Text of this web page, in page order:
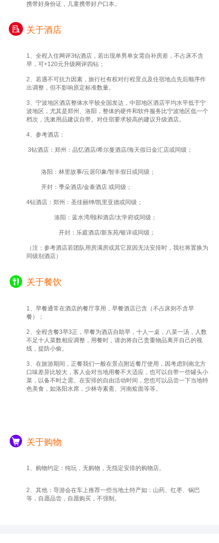
携带好身份证，儿童携带好户口本。
关于酒店
1、全程入住网评3钻酒店，若出现单男单女需自补房差，不占床不含
早，可+120元升级网评四钻；
2、若遇不可抗力因素，旅行社有权对行程景点及住宿地点先后顺序作
出调整，但不影响原定标准数量。
3、宁波地区酒店整体水平较全国发达，中部地区酒店平均水平低于宁
波地区，尤其是郑州、洛阳，整体的硬件和软件服务比宁波地区低一个
档次，洗漱用品建议自带。对住宿要求较高的建议升级酒店。
4、参考酒店：
3钻酒店：郑州：品忆酒店/希尔曼酒店/海天假日金汇店或同级；
洛阳：林里故事/云居印象/智丰假日 或同级；
开封：季朵酒店/金泰酒店 或同级；
4钻酒店：郑州：圣佳丽绅/凯里亚德或同级；
洛阳：蓝水湾/颐和酒店/太学府或同级；
开封：乐庭酒店/新东苑/银详或同级；
（注：参考酒店若团队用房满房或其它原因无法安排时，我社将置换为
同级别酒店）
关于餐饮
1、早餐通常在酒店的餐厅享用，早餐酒店已含（不占床则不含早
餐）；
2、全程含餐3早3正，早餐为酒店自助早，十人一桌，八菜一汤，人数
不足十人菜数相应调整，用餐时，请勿将自己贵重物品离开自己的视
线，提防小偷。
3、在旅游期间，正餐我们一般在景点附近餐厅使用，因考虑到南北方
口味差异比较大，客人会对当地用餐不大适应，也可以自带一些罐头小
菜，以备不时之需。在安排的自由活动时间，您也可以品尝一下当地特
色美食，如洛阳水席，少林寺素斋、河南烩面等等。
关于购物
1、购物约定：纯玩，无购物，无指定安排的购物店。
2、其他：导游会在车上推荐一些当地土特产如：山药、红枣、锅巴
等，自愿品尝，自愿购买，不强制。